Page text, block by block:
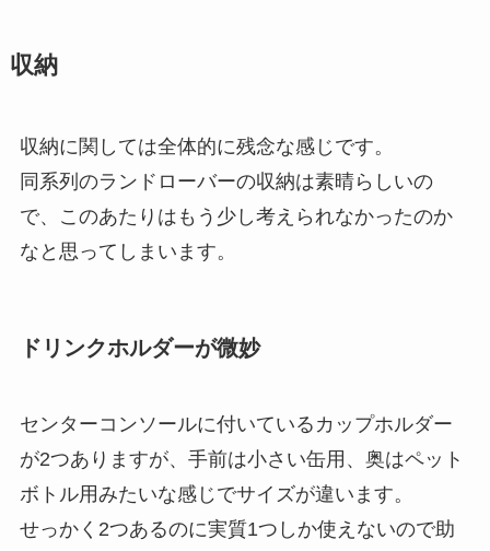
収納
収納に関しては全体的に残念な感じです。
同系列のランドローバーの収納は素晴らしいの
で、このあたりはもう少し考えられなかったのか
なと思ってしまいます。
ドリンクホルダーが微妙
センターコンソールに付いているカップホルダー
が2つありますが、手前は小さい缶用、奥はペット
ボトル用みたいな感じでサイズが違います。
せっかく2つあるのに実質1つしか使えないので助